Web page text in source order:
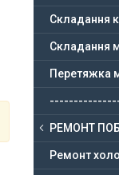
Складання
Складання
Перетяжка
РЕМОНТ
Ремонт